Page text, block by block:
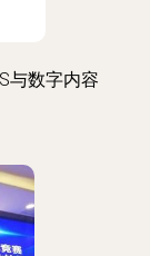
与数字内容